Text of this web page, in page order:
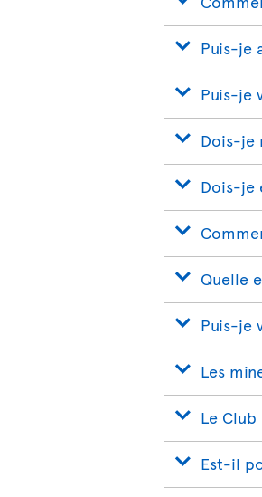
Puis-je
Puis-je
Dois-je
Dois-je
Quelle
Puis-je
Les
Le
Est-il